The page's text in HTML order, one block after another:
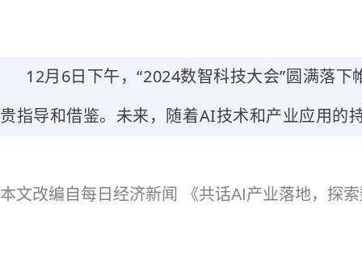
12月6日下午，“2024数智科技大会”圆满落
贵指导和借鉴。未来，随着AI技术和产业应用的
本文改编自每日经济新闻 《共话AI产业落地，探